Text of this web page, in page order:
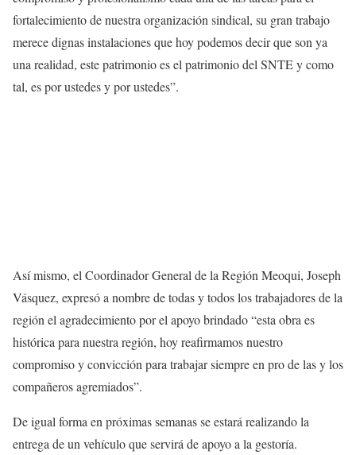
fortalecimiento de nuestra organización sindical, su gran trabajo
merece dignas instalaciones que hoy podemos decir que son ya
una realidad, este patrimonio es el patrimonio del SNTE y como
tal, es por ustedes y por ustedes”.
Así mismo, el Coordinador General de la Región Meoqui, Joseph
Vásquez, expresó a nombre de todas y todos los trabajadores de la
región el agradecimiento por el apoyo brindado “esta obra es
histórica para nuestra región, hoy reafirmamos nuestro
compromiso y convicción para trabajar siempre en pro de las y los
compañeros agremiados”.
De igual forma en próximas semanas se estará realizando la
entrega de un vehículo que servirá de apoyo a la gestoría.